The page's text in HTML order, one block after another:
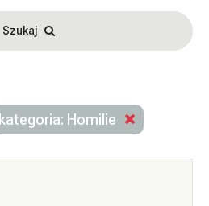
Szukaj
kategoria: Homilie